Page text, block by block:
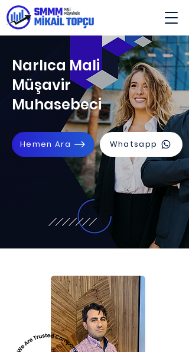
Narlıca Mali
Müşavir
Muhasebeci
Hemen Ara Whatsapp